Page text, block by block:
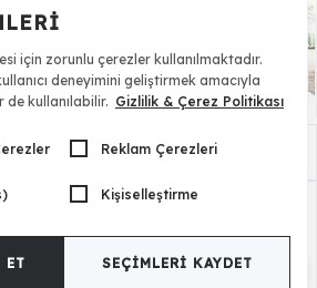
151.500,00 TL
için zorunlu çerezler kullanılmaktadır.
deneyimini geliştirmek amacıyla
kullanılabilir. Gizlilik & Çerez Politikası
Reklam Çerezleri
Kişiselleştirme
ET SEÇIMLERI KAYDET